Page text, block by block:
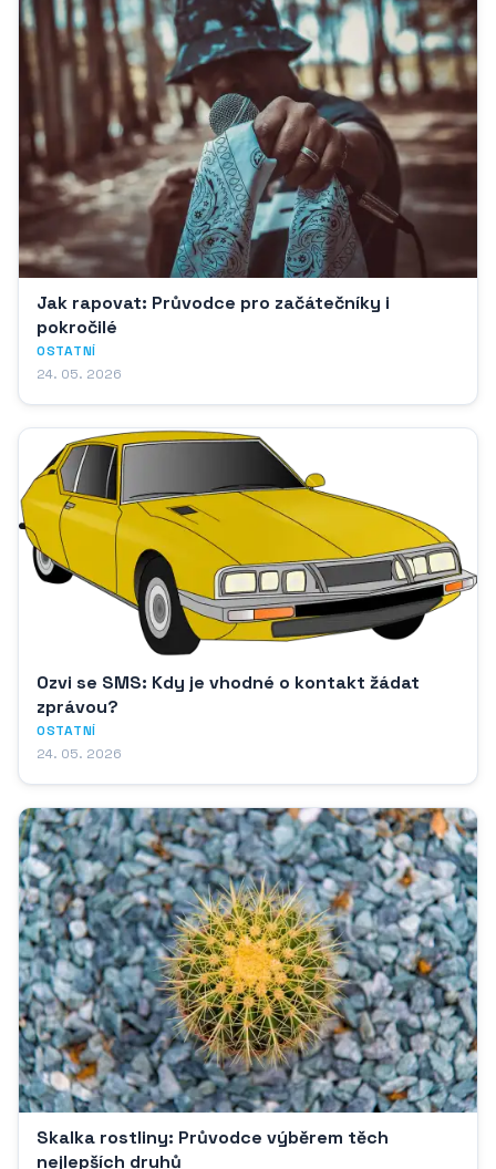
Jak rapovat: Průvodce pro začátečníky i
pokročilé
OSTATNÍ
24. 05. 2026
Ozvi se SMS: Kdy je vhodné o kontakt žádat
zprávou?
OSTATNÍ
24. 05. 2026
Skalka rostliny: Průvodce výběrem těch
nejlepších druhů